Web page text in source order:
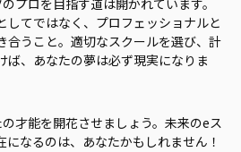
プロを目指す道は開かれています。
してではなく、プロフェッショナルと
合うこと。適切なスクールを選び、計
ば、あなたの夢は必ず現実になりま
才能を開花させましょう。未来のeス
なるのは、あなたかもしれません！